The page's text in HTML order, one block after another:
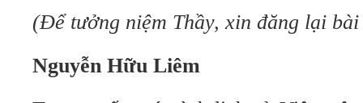
(Để tưởng niệm Thầy, xin đăng lại
Nguyễn Hữu Liêm